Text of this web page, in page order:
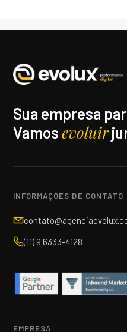
Sua empresa
Vamosevoluir
INFORMAÇÕES DE CONTATO
(11) 9 6333-4128
EMPRESA